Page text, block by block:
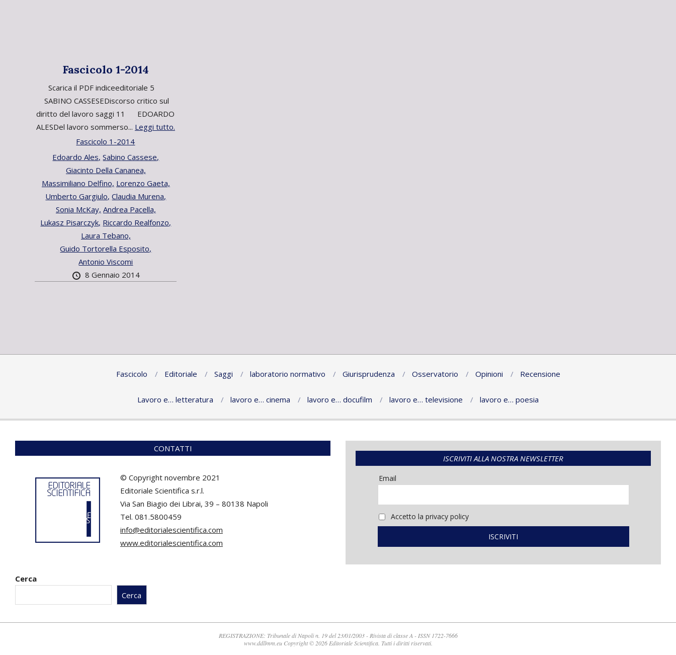
Fascicolo 1-2014
Scarica il PDF indiceeditoriale 5
SABINO CASSESEDiscorso critico sul
diritto del lavoro saggi 11 EDOARDO
ALESDel lavoro sommerso... Leggi tutto.
Fascicolo 1-2014
Edoardo Ales, Sabino Cassese,
Giacinto Della Cananea,
Massimiliano Delfino, Lorenzo Gaeta,
Umberto Gargiulo, Claudia Murena,
Sonia McKay, Andrea Pacella,
Lukasz Pisarczyk, Riccardo Realfonzo,
Laura Tebano,
Guido Tortorella Esposito,
Antonio Viscomi
8 Gennaio 2014
Fascicolo Editoriale Saggi laboratorio normativo Giurisprudenza Osservatorio Opinioni Recensione
Lavoro e… letteratura lavoro e… cinema lavoro e… docufilm lavoro e… televisione lavoro e… poesia
CONTATTI
© Copyright novembre 2021
Editoriale Scientifica s.r.l.
Via San Biagio dei Librai, 39 – 80138 Napoli
Tel. 081.5800459
info@editorialescientifica.com
www.editorialescientifica.com
Cerca
Cerca
ISCRIVITI ALLA NOSTRA NEWSLETTER
Email
Accetto la privacy policy
REGISTRAZIONE: Tribunale di Napoli n. 19 del 23/01/2003 - Rivista di classe A - ISSN 1722-7666
www.ddllmm.eu Copyright © 2026 Editoriale Scientifica. Tutti i diritti riservati.